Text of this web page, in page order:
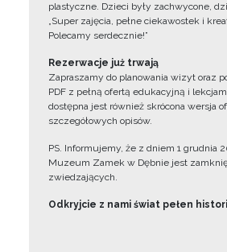
plastyczne. Dzieci były zachwycone,
„Super zajęcia, pełne ciekawostek i
Polecamy serdecznie!”
Rezerwacje już trwają
Zapraszamy do planowania wizyt oraz
PDF z pełną ofertą edukacyjną i
dostępna jest również skrócona wersja
szczegółowych opisów.
PS. Informujemy, że z dniem 1 grudnia
Muzeum Zamek w Dębnie jest
zwiedzających.
Odkryjcie z nami świat pełen